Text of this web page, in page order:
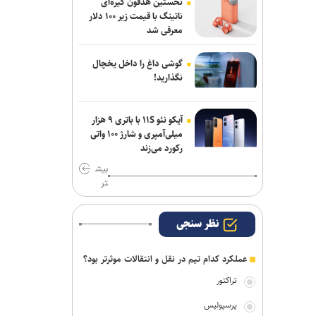
واقعی» کشتی‌گیران حل می‌شود؟
میکائیلی: استقلال برای تکرار قهرمانی در
لیگ برتر امسال شرکت می‌کند/ شرایط‌مان
بهتر از بقیه است
بیاتلو: با آریو قرارداد دارم/ حضورم در مس
رفسنجان صحت ندارد
اژدهاکش به پرسپولیس پیوست
ناتینگ با قیمت زیر ۱۰۰ دلار
معرفی شد
گوشی داغ را داخل یخچال
نگذارید!
آیکو نئو ۱۱S با باتری ۹ هزار
میلی‌آمپری و شارژ ۱۰۰ واتی
رکورد می‌زند
بیش
تر
نظر سنجی
عملکرد کدام تیم در نقل و انتقالات موثرتر بود؟
تراکتور
پرسپولیس